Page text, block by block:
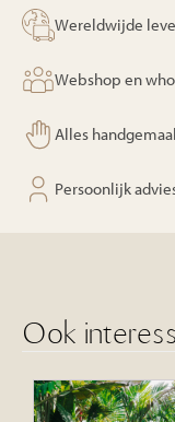
Wereldwijde
Webshop en
Alles
Persoonlijk
Ook